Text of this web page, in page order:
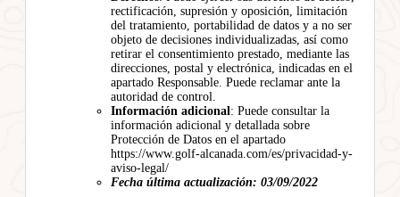
rectificación, supresión y oposición, limitación
del tratamiento, portabilidad de datos y a no ser
objeto de decisiones individualizadas, así como
retirar el consentimiento prestado, mediante las
direcciones, postal y electrónica, indicadas en el
apartado Responsable. Puede reclamar ante la
autoridad de control.
Información adicional: Puede consultar la
información adicional y detallada sobre
Protección de Datos en el apartado
https://www.golf-alcanada.com/es/privacidad-y-
aviso-legal/
Fecha última actualización: 03/09/2022